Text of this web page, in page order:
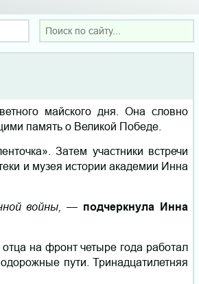
майского дня. Она словно
память о Великой Победе.
Затем участники встречи
и музея истории академии Инна
войны,— подчеркнула Инна
отца на фронт четыре года работал
пути. Тринадцатилетняя